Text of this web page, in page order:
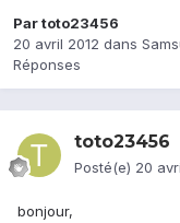
Partoto23456
20 avril 2012 dans
Réponses
toto23456
Posté(e) 20
bonjour,